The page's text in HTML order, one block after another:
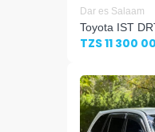
Dar es Salaam
Toyota IST
TZS 11 300